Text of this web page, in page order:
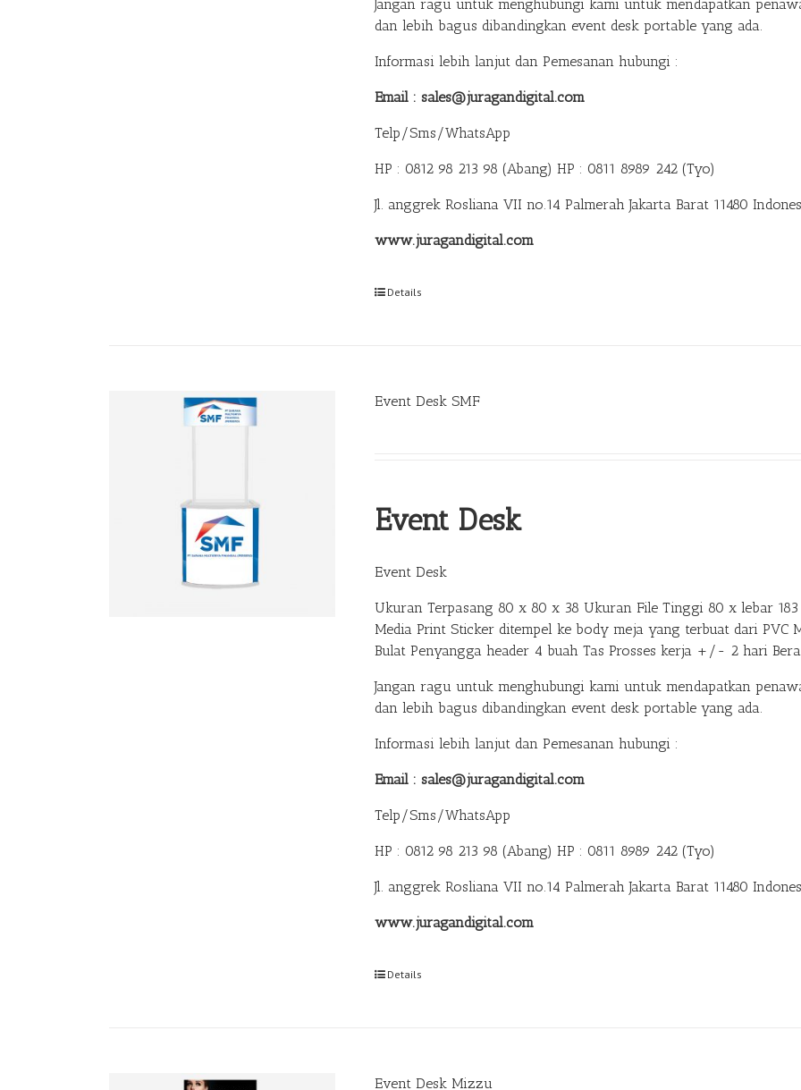
Jangan ragu untuk menghubungi kami untuk mendapatkan
dan lebih bagus dibandingkan event desk portable yang ada.
Informasi lebih lanjut dan Pemesanan hubungi :
Email : sales@juragandigital.com
Telp/Sms/WhatsApp
HP : 0812 98 213 98 (Abang) HP : 0811 8989 242 (Tyo)
Jl. anggrek Rosliana VII no.14 Palmerah Jakarta Barat 11480
www.juragandigital.com
Details
Event Desk SMF
Event Desk
Event Desk
Ukuran Terpasang 80 x 80 x 38 Ukuran File Tinggi 80 x lebar
Media Print Sticker ditempel ke body meja yang terbuat dari PVC
Bulat Penyangga header 4 buah Tas Prosses kerja +/- 2 hari
Jangan ragu untuk menghubungi kami untuk mendapatkan
dan lebih bagus dibandingkan event desk portable yang ada.
Informasi lebih lanjut dan Pemesanan hubungi :
Email : sales@juragandigital.com
Telp/Sms/WhatsApp
HP : 0812 98 213 98 (Abang) HP : 0811 8989 242 (Tyo)
Jl. anggrek Rosliana VII no.14 Palmerah Jakarta Barat 11480
www.juragandigital.com
Details
Event Desk Mizzu